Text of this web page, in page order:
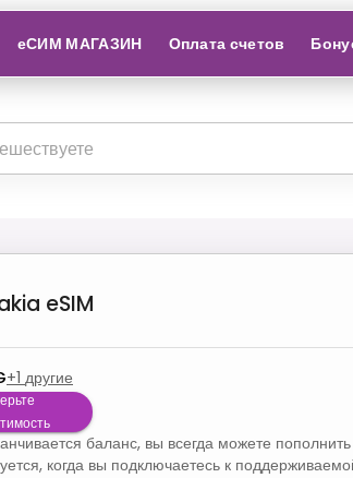
еСИМ МАГАЗИН Оплата счетов
eSIM
+1 другие
баланс, вы всегда можете пополнить
когда вы подключаетесь к